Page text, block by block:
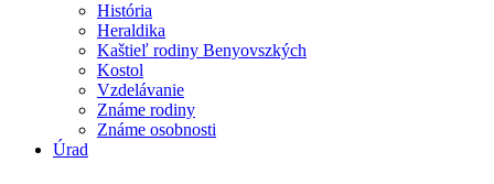
História
Heraldika
Kaštieľ rodiny Benyovszkých
Kostol
Vzdelávanie
Známe rodiny
Známe osobnosti
Úrad